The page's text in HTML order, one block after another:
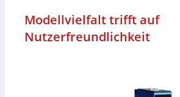
Modellvielfalt trifft auf
Nutzerfreundlichkeit